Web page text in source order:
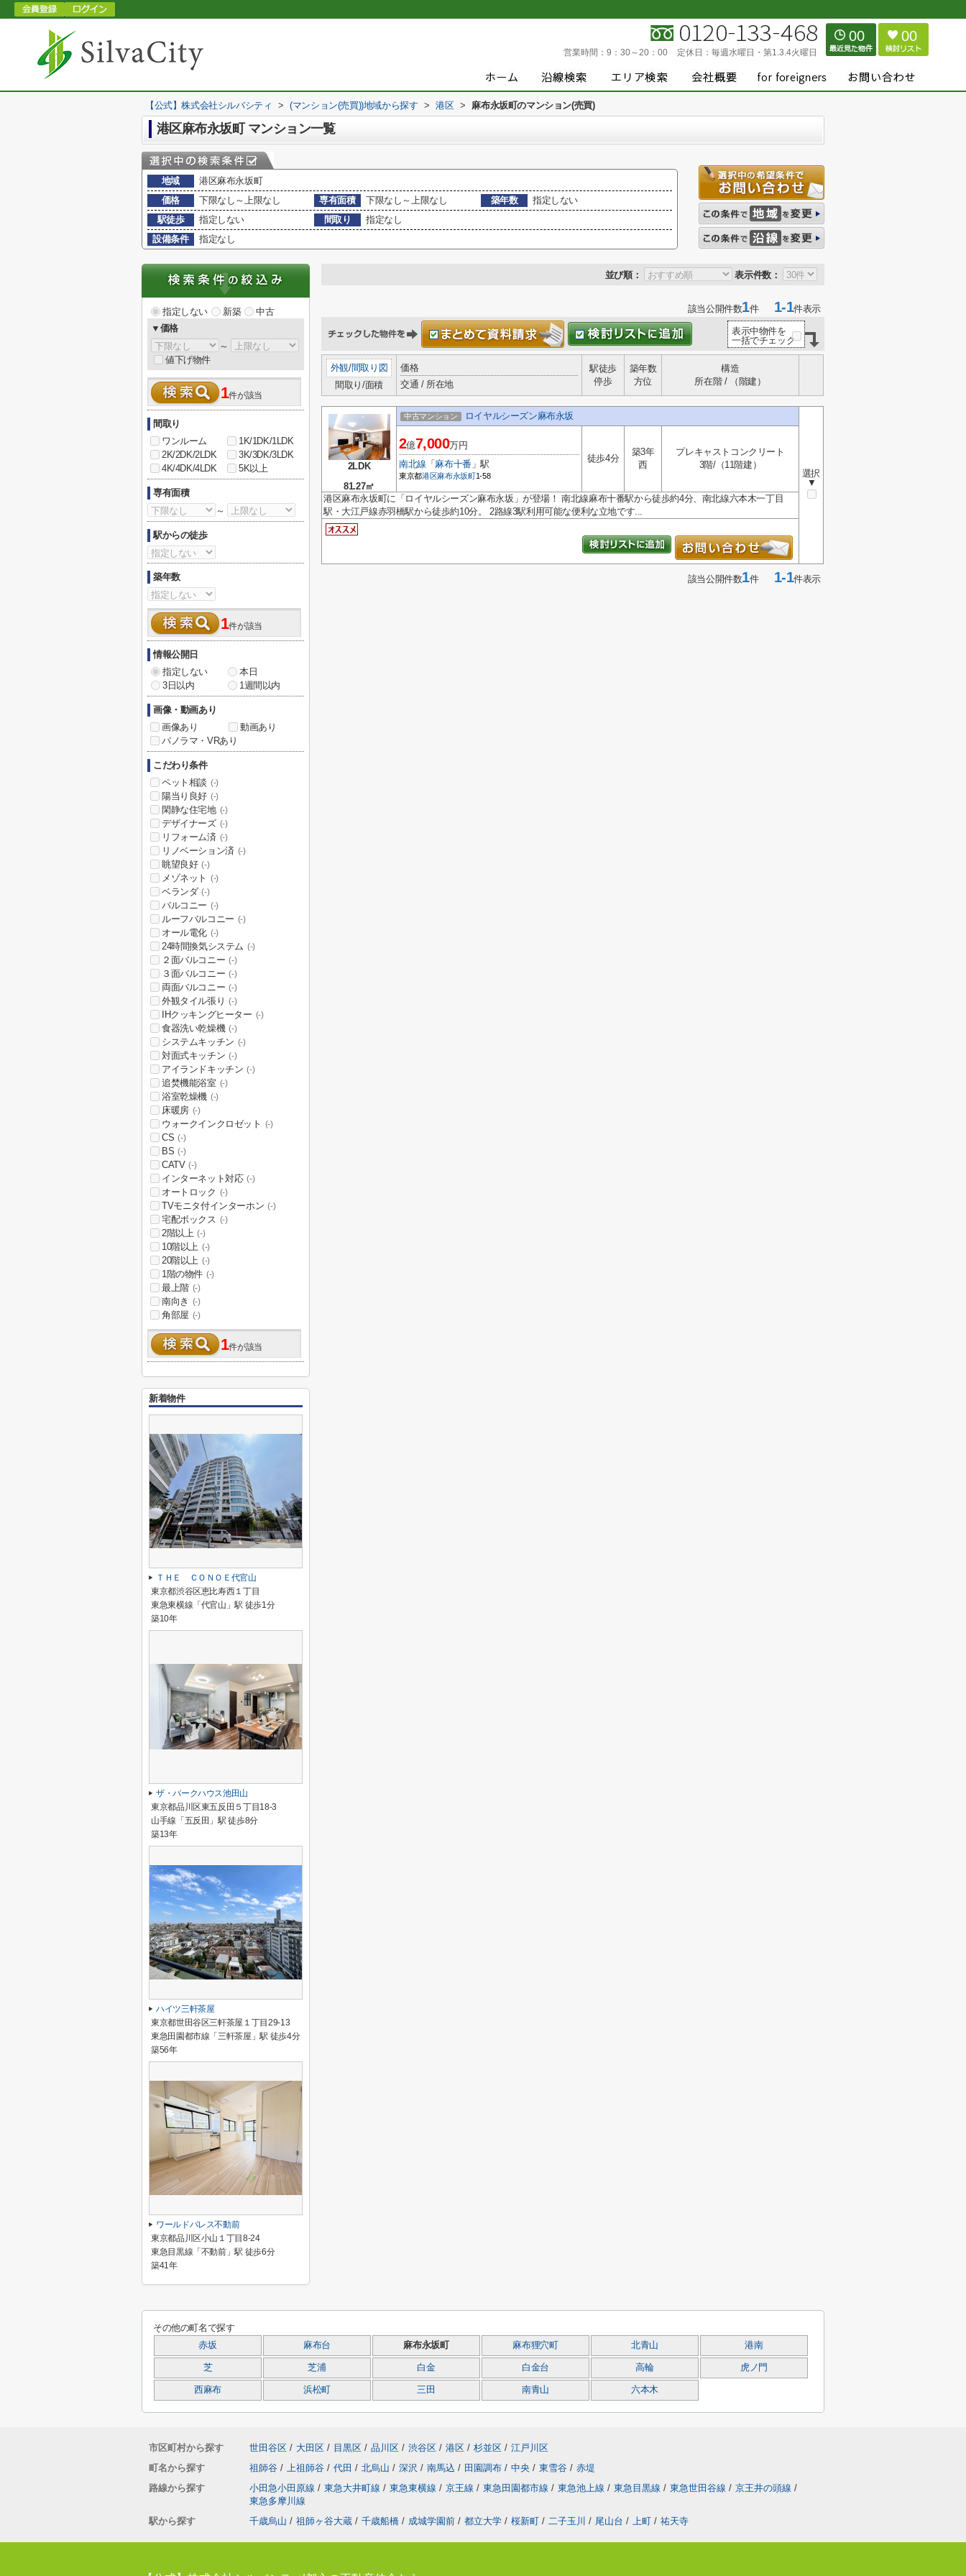
営業時間： 9：30～20：00 定休日： 毎週水曜日・第1.3.4火曜日
00 00
【公式】株式会社シルバシティ > (マンション(売買))地域から探す > 港区 > 麻布永坂町のマンション(売買)
港区麻布永坂町 マンション一覧
地域
港区麻布永坂町
価格
下限なし～上限なし 専有面積 下限なし～上限なし 築年数
指定しない
駅徒歩
指定しない 間取り
指定なし
設備条件
指定なし
並び順： 表示件数：
該当公開件数1件1-1件表示
表示中物件を
一括でチェック
外観/間取り図
間取り/面積
価格
交通 / 所在地
駅徒歩
停歩
築年数
方位
構造
所在階 / （階建）
2LDK
81.27㎡
中古マンション ロイヤルシーズン麻布永坂
選択
▼
2億7,000万円
南北線 「 麻布十番 」駅
東京都港区麻布永坂町1-58
徒歩4分
築3年
西
プレキャストコンクリート
3階/（11階建）
港区麻布永坂町に「ロイヤルシーズン麻布永坂」が登場！ 南北線麻布十番駅から徒歩約4分、南北線六本木一丁目
駅・大江戸線赤羽橋駅から徒歩約10分。 2路線3駅利用可能な便利な立地です...
該当公開件数1件1-1件表示
指定しない 新築
中古
▼価格
～
値下げ物件
1件が該当
間取り
ワンルーム
1K/1DK/1LDK
2K/2DK/2LDK
3K/3DK/3LDK
4K/4DK/4LDK
5K以上
専有面積
～
駅からの徒歩
築年数
1件が該当
情報公開日
指定しない
本日
3日以内
1週間以内
画像・動画あり
画像あり
動画あり
パノラマ・VRあり
こだわり条件
ペット相談 (-)
陽当り良好 (-)
閑静な住宅地 (-)
デザイナーズ (-)
リフォーム済 (-)
リノベーション済 (-)
眺望良好 (-)
メゾネット (-)
ベランダ (-)
バルコニー (-)
ルーフバルコニー (-)
オール電化 (-)
24時間換気システム (-)
２面バルコニー (-)
３面バルコニー (-)
両面バルコニー (-)
外観タイル張り (-)
IHクッキングヒーター (-)
食器洗い乾燥機 (-)
システムキッチン (-)
対面式キッチン (-)
アイランドキッチン (-)
追焚機能浴室 (-)
浴室乾燥機 (-)
床暖房 (-)
ウォークインクロゼット (-)
CS (-)
BS (-)
CATV (-)
インターネット対応 (-)
オートロック (-)
TVモニタ付インターホン (-)
宅配ボックス (-)
2階以上 (-)
10階以上 (-)
20階以上 (-)
1階の物件 (-)
最上階 (-)
南向き (-)
角部屋 (-)
1件が該当
新着物件
ＴＨＥ ＣＯＮＯＥ代官山
東京都渋谷区恵比寿西１丁目
東急東横線「代官山」駅 徒歩1分
築10年
ザ・パークハウス池田山
東京都品川区東五反田５丁目18-3
山手線「五反田」駅 徒歩8分
築13年
ハイツ三軒茶屋
東京都世田谷区三軒茶屋１丁目29-13
東急田園都市線「三軒茶屋」駅 徒歩4分
築56年
ワールドパレス不動前
東京都品川区小山１丁目8-24
東急目黒線「不動前」駅 徒歩6分
築41年
その他の町名で探す
赤坂 麻布台 麻布永坂町 麻布狸穴町 北青山 港南
芝 芝浦 白金 白金台 高輪 虎ノ門
西麻布 浜松町 三田 南青山 六本木
市区町村から探す 世田谷区 / 大田区 / 目黒区 / 品川区 / 渋谷区 / 港区 / 杉並区 / 江戸川区
町名から探す
祖師谷 / 上祖師谷 / 代田 / 北烏山 / 深沢 / 南馬込 / 田園調布 / 中央 / 東雪谷 / 赤堤
路線から探す
小田急小田原線 / 東急大井町線 / 東急東横線 / 京王線 / 東急田園都市線 / 東急池上線 / 東急目黒線 / 東急世田谷線 / 京王井の頭線 /
東急多摩川線
駅から探す
千歳烏山 / 祖師ヶ谷大蔵 / 千歳船橋 / 成城学園前 / 都立大学 / 桜新町 / 二子玉川 / 尾山台 / 上町 / 祐天寺